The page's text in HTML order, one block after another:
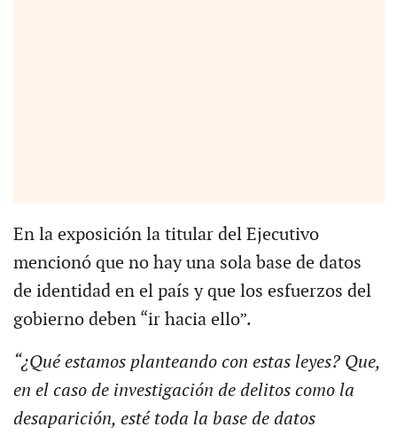
En la exposición la titular del Ejecutivo
mencionó que no hay una sola base de datos
de identidad en el país y que los esfuerzos del
gobierno deben “ir hacia ello”.
“¿Qué estamos planteando con estas leyes? Que,
en el caso de investigación de delitos como la
desaparición, esté toda la base de datos